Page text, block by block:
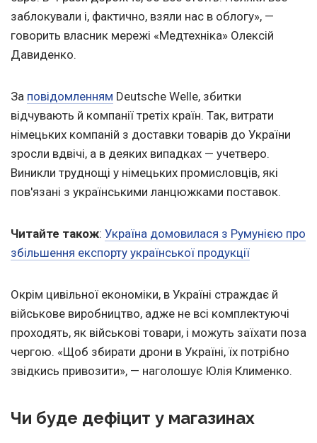
заблокували і, фактично, взяли нас в облогу», —
говорить власник мережі «Медтехніка» Олексій
Давиденко.
За повідомленням Deutsche Welle, збитки
відчувають й компанії третіх країн. Так, витрати
німецьких компаній з доставки товарів до України
зросли вдвічі, а в деяких випадках — учетверо.
Виникли труднощі у німецьких промисловців, які
пов'язані з українськими ланцюжками поставок.
Читайте також: Україна домовилася з Румунією про
збільшення експорту української продукції
Окрім цивільної економіки, в Україні страждає й
військове виробництво, адже не всі комплектуючі
проходять, як військові товари, і можуть заїхати поза
чергою. «Щоб збирати дрони в Україні, їх потрібно
звідкись привозити», — наголошує Юлія Клименко.
Чи буде дефіцит у магазинах